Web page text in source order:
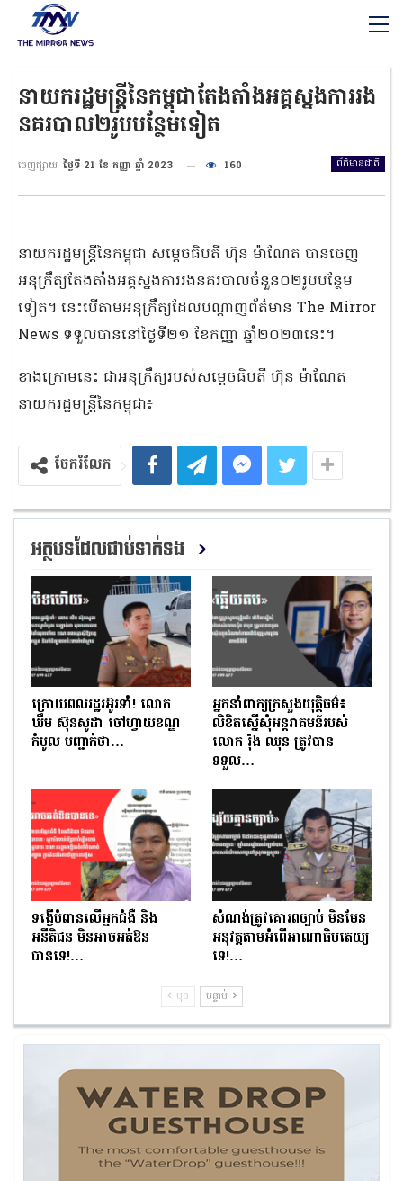
នាយករដ្ឋមន្រ្តីនៃកម្ពុជាតែងតាំងអគ្គស្នងការរង
នគរបាល២រូបបន្ថែមទៀត
ព័ត៌មានជាតិ
ចេញផ្សាយ ថ្ងៃទី 21 ខែ កញ្ញា ឆ្នាំ 2023 160
នាយករដ្ឋមន្រ្តីនៃកម្ពុជា សម្តេចធិបតី ហ៊ុន ម៉ាណែត បានចេញ
អនុក្រឹត្យតែងតាំងអគ្គស្នងការរងនគរបាលចំនួន០២រូបបន្ថែម
ទៀត។ នេះបើតាមអនុក្រឹត្យដែលបណ្តាញព័ត៌មាន The Mirror
News ទទួលបាននៅថ្ងៃទី២១ ខែកញ្ញា ឆ្នាំ២០២៣នេះ។
ខាងក្រោមនេះ ជាអនុក្រឹត្យរបស់សម្តេចធិបតី ហ៊ុន ម៉ាណែត
នាយករដ្ឋមន្ដ្រីនៃកម្ពុជា៖
ចែករំលែក
អត្ថបទដែលជាប់ទាក់ទង
ក្រោយពលរដ្ឋរអ៊ូរទាំ! លោក
ឃឹម ស៊ុនសូដា ចៅហ្វាយខណ្ឌ
កំបូល បញ្ជាក់ថា…
អ្នកនាំពាក្យក្រសួងយុត្តិធម៌៖
លិខិតស្នើសុំអន្តរាគមន៍របស់
លោក រ៉ុង ឈុន ត្រូវបាន
ទទួល…
ទង្វើបំពានលើអ្នកជំងឺ និង
អនីតិជន មិនអាចអត់ឱន
បានទេ!…
សំណង់ត្រូវគោរពច្បាប់ មិនមែន
អនុវត្តតាមអំពើអាណាធិបតេយ្យ
ទេ!…
មុន បន្ទាប់